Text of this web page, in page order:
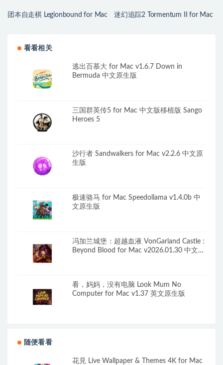
团本自走棋 Legionbound for Mac
迷幻追踪2 Tormentum II for Mac
看看相关
逃出百慕大 for Mac v1.6.7 Down in
Bermuda 中文原生版
三国群英传5 for Mac 中文版移植版 Sango
Heroes 5
沙行者 Sandwalkers for Mac v2.2.6 中文原
生版
极速骆马 for Mac Speedollama v1.4.0b 中
文原生版
冯加兰城堡：超越血液 VonGarland Castle :
Beyond Blood for Mac v2026.01.30 中文原
看，妈妈，没有电脑 Look Mum No
Computer for Mac v1.37 英文原生版
随便看看
花見 Live Wallpaper & Themes 4K for Mac